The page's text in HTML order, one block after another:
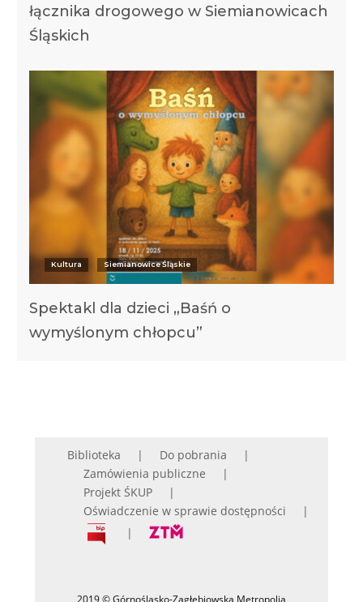
łącznika drogowego w Siemianowicach
Śląskich
Kultura Siemianowice Śląskie
Spektakl dla dzieci „Baśń o
wymyślonym chłopcu”
Biblioteka
Do pobrania
Zamówienia publiczne
Projekt ŚKUP
Oświadczenie w sprawie dostępności